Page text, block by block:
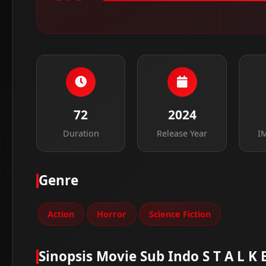
72
Duration
2024
Release Year
Genre
Action Horror Science Fiction
Sinopsis Movie Sub Indo S T A L K